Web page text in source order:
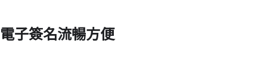
電子簽名流暢方便